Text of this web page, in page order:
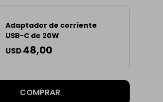
Adaptador de corriente
USB-C de 20W
USD48,00
COMPRAR